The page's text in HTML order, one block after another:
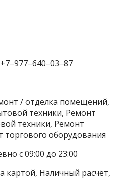
/ отделка помещений,
техники, Ремонт
техники, Ремонт
оборудования
с 09:00 до 23:00
картой, Наличный расчёт,